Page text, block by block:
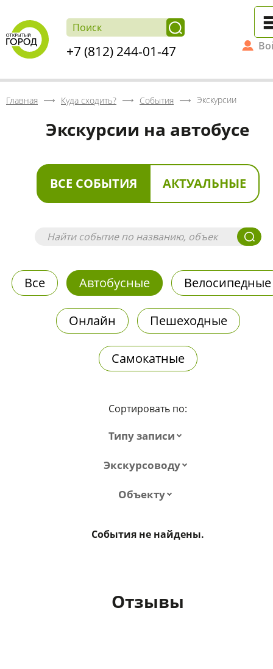
+7 (812) 244-01-47
Главная Куда сходить? События Экскурсии
Экскурсии на автобусе
ВСЕ СОБЫТИЯ АКТУАЛЬНЫЕ
Все Автобусные Велосипедные
Онлайн Пешеходные
Самокатные
Сортировать по:
Типу записи
Экскурсоводу
Объекту
События не найдены.
Отзывы